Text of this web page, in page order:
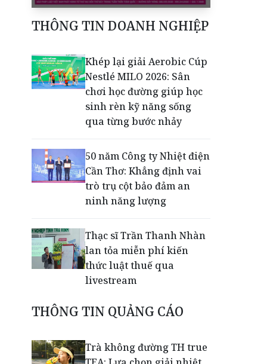
THÔNG TIN DOANH NGHIỆP
Khép lại giải Aerobic Cúp
Nestlé MILO 2026: Sân
chơi học đường giúp học
sinh rèn kỹ năng sống
qua từng bước nhảy
50 năm Công ty Nhiệt điện
Cần Thơ: Khẳng định vai
trò trụ cột bảo đảm an
ninh năng lượng
Thạc sĩ Trần Thanh Nhàn
lan tỏa miễn phí kiến
thức luật thuế qua
livestream
Giải mã bộ 3 trụ cột giúp
Top 10 Ngân hàng tư
nhân uy tín
THÔNG TIN QUẢNG CÁO
Trà không đường TH true